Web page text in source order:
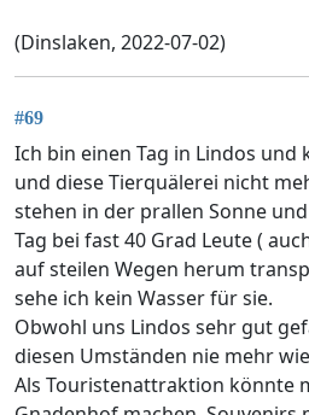
(Dinslaken, 2022-07-02)
#69
Ich bin einen Tag in Lindos und
und diese Tierquälerei nicht
stehen in der prallen Sonne
Tag bei fast 40 Grad Leute (
auf steilen Wegen herum
sehe ich kein Wasser für sie.
Obwohl uns Lindos sehr gut
diesen Umständen nie mehr
Als Touristenattraktion könnte